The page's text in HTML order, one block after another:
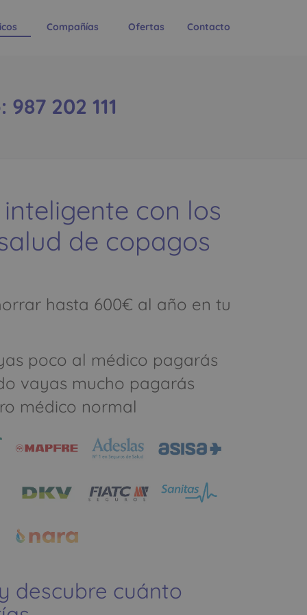
Compañías Ofertas Contacto
202 111
con los
de copagos
hasta 600€ al año en tu
poco al médico pagarás
vayas mucho pagarás
médico normal
descubre cuánto